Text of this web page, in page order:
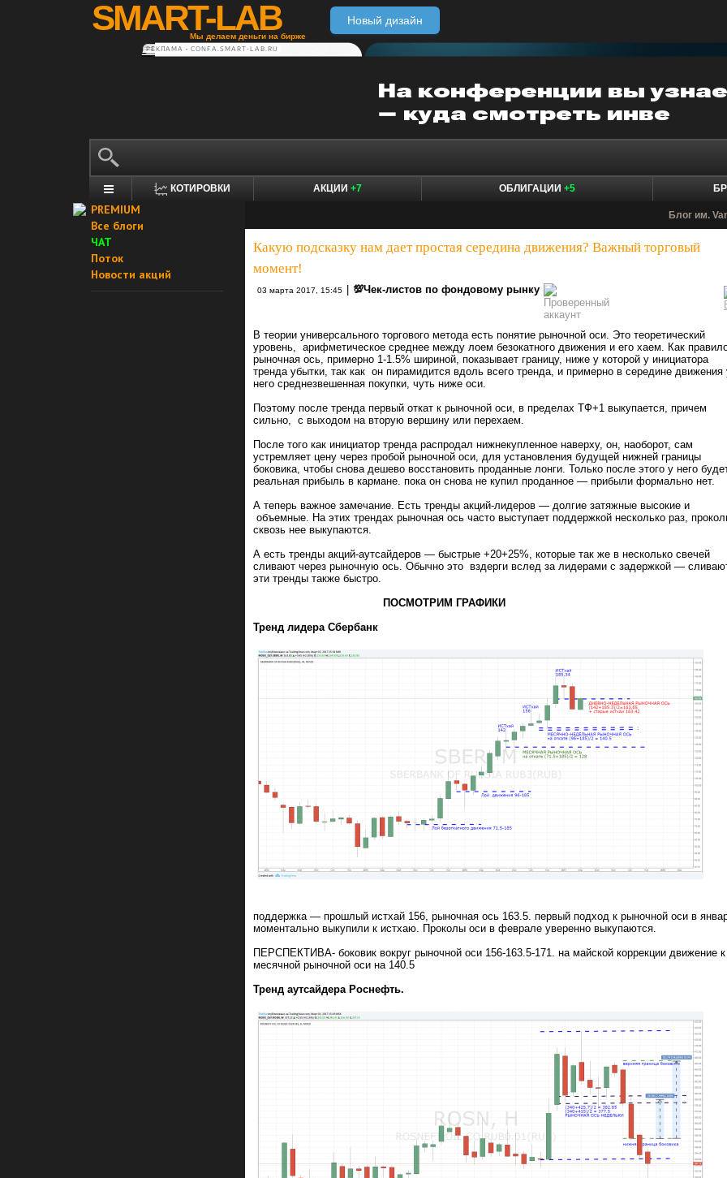
SMART-LAB
Мы делаем деньги на бирже
Новый дизайн
РЕКЛАМА • CONFA.SMART-LAB.RU
КОТИРОВКИ АКЦИИ +7 ОБЛИГАЦИИ +5
PREMIUM
Все блоги
ЧАТ
Поток
Новости акций
Блог им.
Какую подсказку нам дает простая середина движения? Важный торговый
момент!
03 марта 2017, 15:45 💯Чек-листов по фондовому рынку
В теории универсального торгового метода есть понятие рыночной оси. Это теоретический
уровень, арифметическое среднее между лоем безокатного движения и его хаем. Как
рыночная ось, примерно 1-1.5% шириной, показывает границу, ниже у которой у инициатора
тренда убытки, так как он пирамидится вдоль всего тренда, и примерно в середине движения
него среднезвешенная покупки, чуть ниже оси.
Поэтому после тренда первый откат к рыночной оси, в пределах ТФ+1 выкупается, причем
сильно, с выходом на вторую вершину или перехаем.
После того как инициатор тренда распродал нижнекупленное наверху, он, наоборот, сам
устремляет цену через пробой рыночной оси, для установления будущей нижней границы
боковика, чтобы снова дешево восстановить проданные лонги. Только после этого у него
реальная прибыль в кармане. пока он снова не купил проданное — прибыли формально нет.
А теперь важное замечание. Есть тренды акций-лидеров — долгие затяжные высокие и
объемные. На этих трендах рыночная ось часто выступает поддержкой несколько раз,
сквозь нее выкупаются.
А есть тренды акций-аутсайдеров — быстрые +20+25%, которые так же в несколько свечей
сливают через рыночную ось. Обычно это вздерги вслед за лидерами с задержкой —
эти тренды также быстро.
ПОСМОТРИМ ГРАФИКИ
Тренд лидера Сбербанк
поддержка — прошлый истхай 156, рыночная ось 163.5. первый подход к рыночной оси в
моментально выкупили к истхаю. Проколы оси в феврале уверенно выкупаются.
ПЕРСПЕКТИВА- боковик вокруг рыночной оси 156-163.5-171. на майской коррекции движение к
месячной рыночной оси на 140.5
Тренд аутсайдера Роснефть.